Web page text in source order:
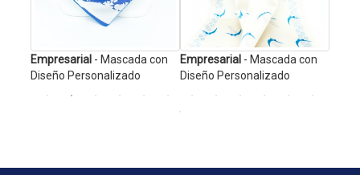
Empresarial - Mascada con
Diseño Personalizado
Empresarial - Mascada con
Diseño Personalizado